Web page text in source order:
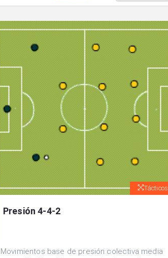
esto se lleve a cabo dificultando las
controlada y para que sea una situación más
real:.Obligar a la línea defensiva a partir desde
una posición más avanzada y realizar la acción
reculando.
Tácticos
Presión 4-4-2
Movimientos base de presión colectiva media